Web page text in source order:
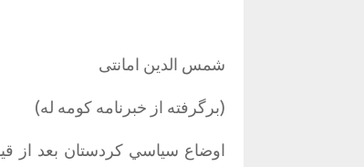
شمس الدین امانتی
(برگرفته از خبرنامه کومه له)
اوضاع سياسي كردستان بعد از